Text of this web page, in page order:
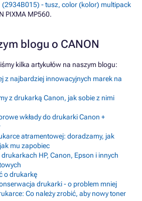
(2934B015) - tusz, color (kolor) multipack
PIXMA MP560.
blogu o CANON
kilka artykułów na naszym blogu:
z najbardziej innowacyjnych marek na
z drukarką Canon, jak sobie z nimi
wkłady do drukarki Canon +
atramentowej: doradzamy, jak
mu zapobiec
HP, Canon, Epson i innych
o drukarkę
drukarki - o problem mniej
Co należy zrobić, aby nowy toner